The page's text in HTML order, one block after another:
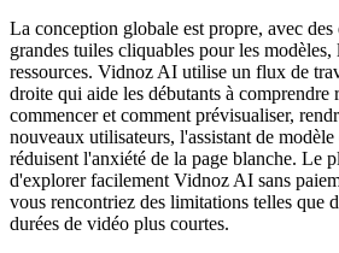
La conception globale est propre, avec des
grandes tuiles cliquables pour les
ressources. Vidnoz AI utilise un flux de
droite qui aide les débutants à comprendre
commencer et comment prévisualiser,
nouveaux utilisateurs, l'assistant de
réduisent l'anxiété de la page blanche. Le
d'explorer facilement Vidnoz AI sans
vous rencontriez des limitations telles que
durées de vidéo plus courtes.